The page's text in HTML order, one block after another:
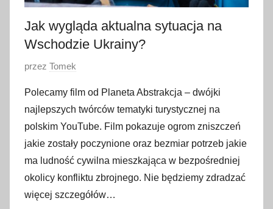
Jak wygląda aktualna sytuacja na
Wschodzie Ukrainy?
O
u
b
l
i
k
o
w
przez Tomek
Polecamy film od Planeta Abstrakcja – dwójki
najlepszych twórców tematyki turystycznej na
polskim YouTube. Film pokazuje ogrom zniszczeń
jakie zostały poczynione oraz bezmiar potrzeb jakie
ma ludność cywilna mieszkająca w bezpośredniej
okolicy konfliktu zbrojnego. Nie będziemy zdradzać
więcej szczegółów…